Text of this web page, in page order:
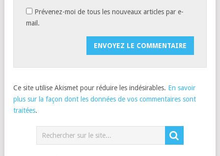
Prévenez-moi de tous les nouveaux articles par e-
mail.
Ce site utilise Akismet pour réduire les indésirables. En savoir
plus sur la façon dont les données de vos commentaires sont
traitées.